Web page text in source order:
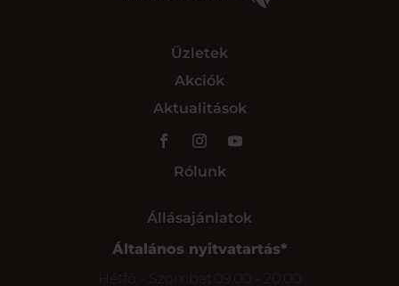
Üzletek
Akciók
Aktualitások
Rólunk
Állásajánlatok
Általános nyitvatartás*
Hétfő - Szombat